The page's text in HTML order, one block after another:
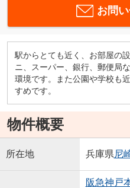
お問
駅からとても近く、お部屋の
ニ、スーパー、銀行、郵便局
環境です。また公園や学校も
すめです。
物件概要
所在地 兵庫県尼
阪急神戸